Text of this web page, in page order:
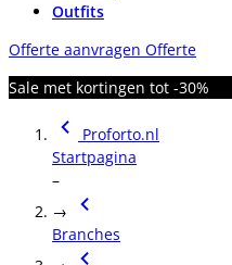
Outfits
Offerte aanvragen Offerte
Sale met kortingen tot -30%
Proforto.nl
Startpagina
–
→
Branches